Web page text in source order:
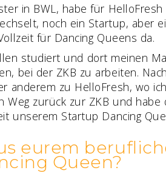
in BWL, habe für
noch ein Startup, aber
für Dancing Queens da.
studiert und dort meinen
bei der ZKB zu arbeiten.
anderem zu HelloFresh, wo
Weg zurück zur ZKB und
unserem Startup Dancing
eurem
Queen?